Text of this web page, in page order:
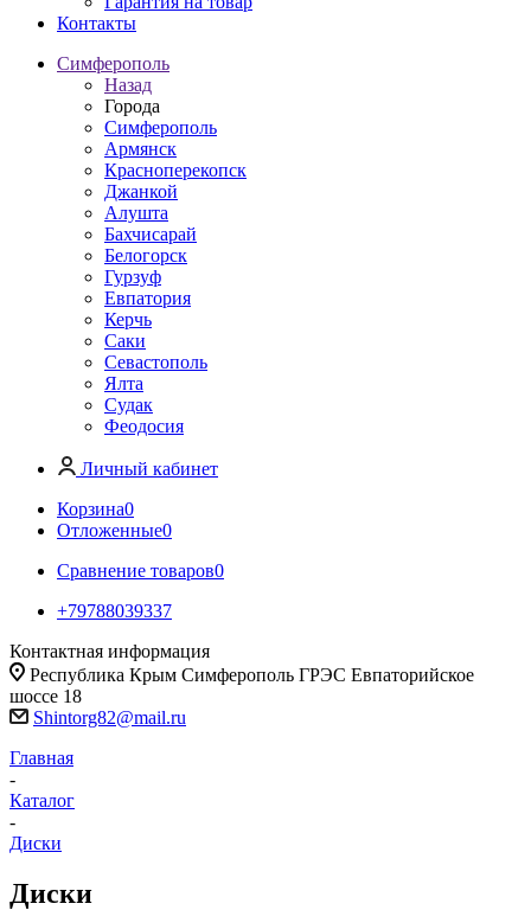
Контакты
Симферополь
Назад
Города
Симферополь
Армянск
Красноперекопск
Джанкой
Алушта
Бахчисарай
Белогорск
Гурзуф
Евпатория
Керчь
Саки
Севастополь
Ялта
Судак
Феодосия
Личный кабинет
Корзина0
Отложенные0
Сравнение товаров0
+79788039337
Контактная информация
Республика Крым Симферополь ГРЭС Евпаторийское
шоссе 18
Shintorg82@mail.ru
Главная
-
Каталог
-
Диски
Диски